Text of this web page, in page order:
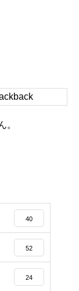
。
40
52
24